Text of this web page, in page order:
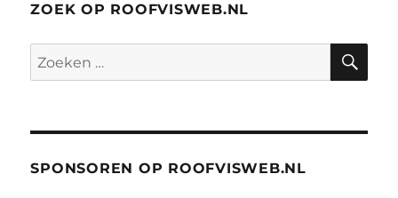
ZOEK OP ROOFVISWEB.NL
Zoeken
naar:
SPONSOREN OP ROOFVISWEB.NL